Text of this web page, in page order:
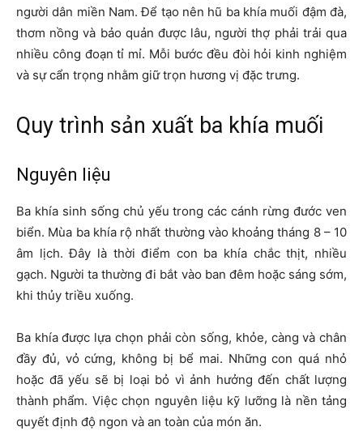
người dân miền Nam. Để tạo nên hũ ba khía muối đậm đà,
thơm nồng và bảo quản được lâu, người thợ phải trải qua
nhiều công đoạn tỉ mỉ. Mỗi bước đều đòi hỏi kinh nghiệm
và sự cẩn trọng nhằm giữ trọn hương vị đặc trưng.
Quy trình sản xuất ba khía muối
Nguyên liệu
Ba khía sinh sống chủ yếu trong các cánh rừng đước ven
biển. Mùa ba khía rộ nhất thường vào khoảng tháng 8 – 10
âm lịch. Đây là thời điểm con ba khía chắc thịt, nhiều
gạch. Người ta thường đi bắt vào ban đêm hoặc sáng sớm,
khi thủy triều xuống.
Ba khía được lựa chọn phải còn sống, khỏe, càng và chân
đầy đủ, vỏ cứng, không bị bể mai. Những con quá nhỏ
hoặc đã yếu sẽ bị loại bỏ vì ảnh hưởng đến chất lượng
thành phẩm. Việc chọn nguyên liệu kỹ lưỡng là nền tảng
quyết định độ ngon và an toàn của món ăn.